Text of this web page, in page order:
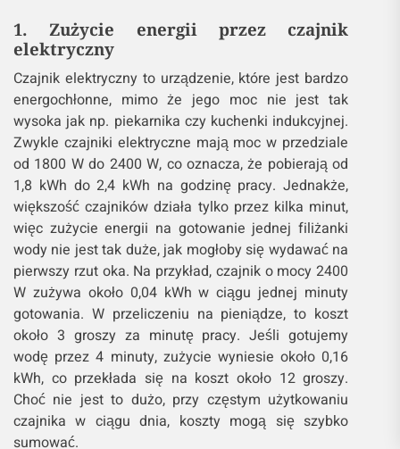
1. Zużycie energii przez czajnik
elektryczny
Czajnik elektryczny to urządzenie, które jest bardzo
energochłonne, mimo że jego moc nie jest tak
wysoka jak np. piekarnika czy kuchenki indukcyjnej.
Zwykle czajniki elektryczne mają moc w przedziale
od 1800 W do 2400 W, co oznacza, że pobierają od
1,8 kWh do 2,4 kWh na godzinę pracy. Jednakże,
większość czajników działa tylko przez kilka minut,
więc zużycie energii na gotowanie jednej filiżanki
wody nie jest tak duże, jak mogłoby się wydawać na
pierwszy rzut oka. Na przykład, czajnik o mocy 2400
W zużywa około 0,04 kWh w ciągu jednej minuty
gotowania. W przeliczeniu na pieniądze, to koszt
około 3 groszy za minutę pracy. Jeśli gotujemy
wodę przez 4 minuty, zużycie wyniesie około 0,16
kWh, co przekłada się na koszt około 12 groszy.
Choć nie jest to dużo, przy częstym użytkowaniu
czajnika w ciągu dnia, koszty mogą się szybko
sumować.